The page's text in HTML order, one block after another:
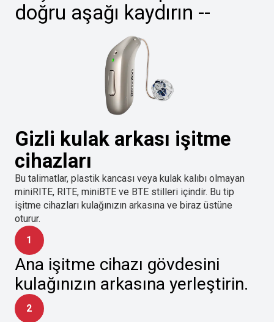
doğru aşağı kaydırın --
Gizli kulak arkası işitme
cihazları
Bu talimatlar, plastik kancası veya kulak kalıbı olmayan
miniRITE, RITE, miniBTE ve BTE stilleri içindir. Bu tip
işitme cihazları kulağınızın arkasına ve biraz üstüne
oturur.
1
Ana işitme cihazı gövdesini
kulağınızın arkasına yerleştirin.
2